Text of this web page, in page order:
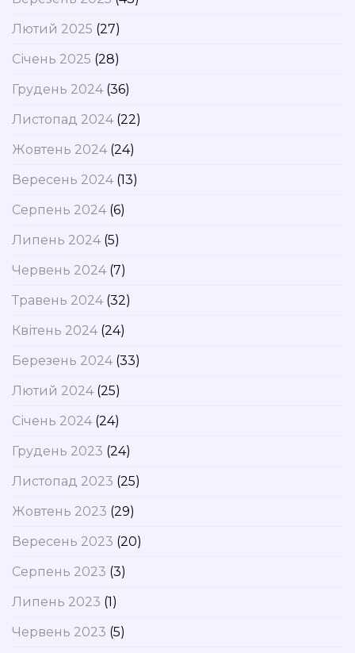
Лютий 2025 (27)
Січень 2025 (28)
Грудень 2024(36)
Листопад 2024(22)
Жовтень 2024(24)
Вересень 2024(13)
Серпень 2024(6)
Липень 2024(5)
Червень 2024(7)
Травень 2024(32)
Квітень 2024(24)
Березень 2024(33)
Лютий 2024(25)
Січень 2024(24)
Грудень 2023 (24)
Листопад 2023 (25)
Жовтень 2023 (29)
Вересень 2023 (20)
Серпень 2023 (3)
Липень 2023 (1)
Червень 2023 (5)